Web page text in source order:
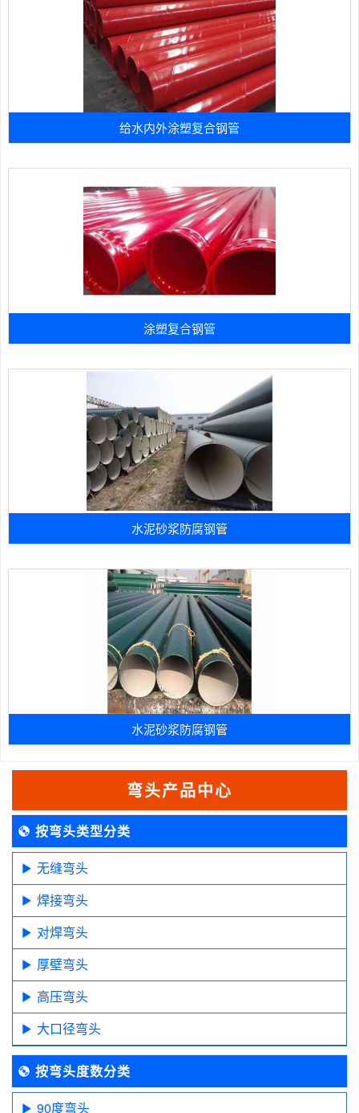
给水内外涂塑复合钢管
涂塑复合钢管
水泥砂浆防腐钢管
水泥砂浆防腐钢管
弯头产品中心
按弯头类型分类
无缝弯头
焊接弯头
对焊弯头
厚壁弯头
高压弯头
大口径弯头
按弯头度数分类
90度弯头